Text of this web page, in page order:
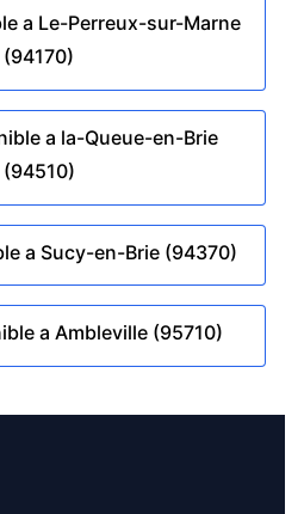
a Le-Perreux-sur-Marne
(94170)
a la-Queue-en-Brie
(94510)
a Sucy-en-Brie (94370)
a Ambleville (95710)